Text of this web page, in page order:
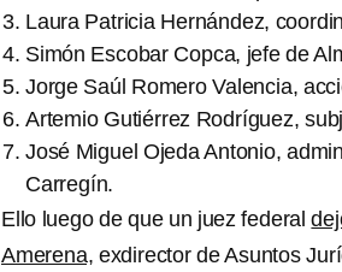
Laura Patricia Hernández,
Simón Escobar Copca, jefe de
Jorge Saúl Romero Valencia,
Artemio Gutiérrez Rodríguez,
José Miguel Ojeda Antonio,
Carregín.
Ello luego de que un juez federal
Amerena, exdirector de Asuntos